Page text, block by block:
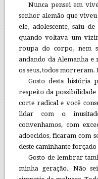
Nunca pensei em
senhor alemão que
ele, adolescente, saiu
quando voltava um
roupa do corpo, nem
andando da Alemanha e
os seus, todos
Gosto desta história
respeito da possibilidade
corte radical e você
lidar com o
convenhamos, com
adoecidos, ficaram com
deste caminhante
Gosto de lembrar
minha geração. Não